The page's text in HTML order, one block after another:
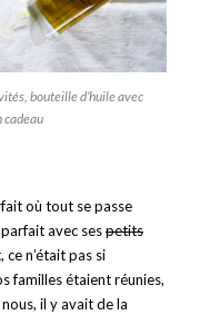
bouteille d’huile avec
cadeau
où tout se passe
avec sespetits
n’était pas si
familles étaient réunies,
il y avait de la